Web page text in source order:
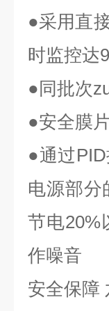
●采用直
时监控达
●同批次
●安全膜
●通过
电源部分
节电20%
作噪音
安全保障